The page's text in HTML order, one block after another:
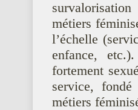
métiers
l’échelle
enfance,
fortement
service,
métiers